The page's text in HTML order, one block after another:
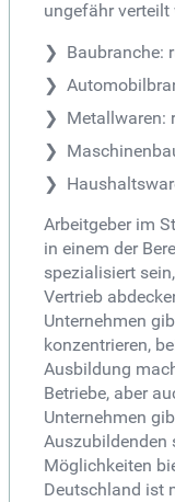
ungefähr verteilt
Baubranche:
Metallwaren:
Arbeitgeber im
in einem der
spezialisiert
Vertrieb
Unternehmen
konzentrieren,
Ausbildung
Betriebe, aber
Unternehmen
Auszubildenden
Möglichkeiten
Deutschland ist